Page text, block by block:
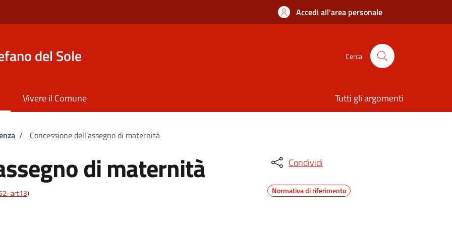
Accedi all'area personale
del Sole Cerca
Vivere il Comune Tutti gli argomenti
/ Concessione dell'assegno di maternità
di maternità
)
Condividi
Normativa di riferimento